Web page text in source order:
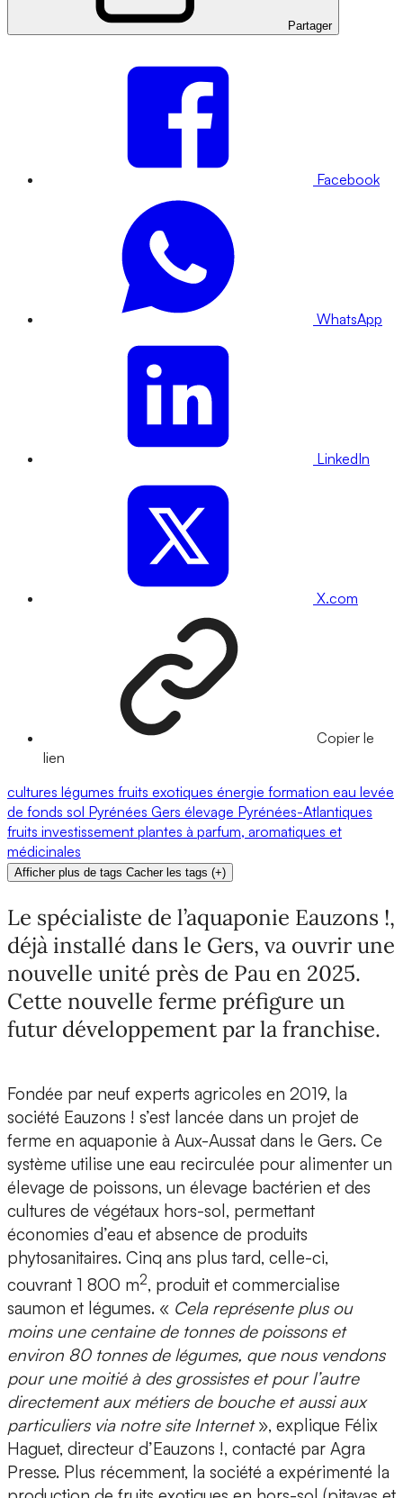
Partager
Facebook
WhatsApp
LinkedIn
X.com
Copier le
lien
cultures légumes fruits exotiques énergie formation eau levée
de fonds sol Pyrénées Gers élevage Pyrénées-Atlantiques
fruits investissement plantes à parfum, aromatiques et
médicinales
Afficher plus de tags Cacher les tags (+)
Le spécialiste de l’aquaponie Eauzons !,
déjà installé dans le Gers, va ouvrir une
nouvelle unité près de Pau en 2025.
Cette nouvelle ferme préfigure un
futur développement par la franchise.
Fondée par neuf experts agricoles en 2019, la
société Eauzons ! s’est lancée dans un projet de
ferme en aquaponie à Aux-Aussat dans le Gers. Ce
système utilise une eau recirculée pour alimenter un
élevage de poissons, un élevage bactérien et des
cultures de végétaux hors-sol, permettant
économies d’eau et absence de produits
phytosanitaires. Cinq ans plus tard, celle-ci,
couvrant 1 800 m2, produit et commercialise
saumon et légumes. « Cela représente plus ou
moins une centaine de tonnes de poissons et
environ 80 tonnes de légumes, que nous vendons
pour une moitié à des grossistes et pour l’autre
directement aux métiers de bouche et aussi aux
particuliers via notre site Internet», explique Félix
Haguet, directeur d’Eauzons !, contacté par Agra
Presse. Plus récemment, la société a expérimenté la